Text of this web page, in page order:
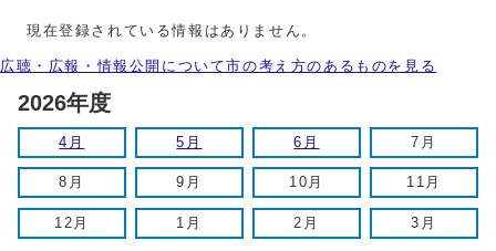
現在登録されている情報はありません。
広聴・広報・情報公開について市の考え方のあるものを見る
2026年度
4月 5月 6月 7月
8月 9月 10月 11月
12月 1月 2月 3月